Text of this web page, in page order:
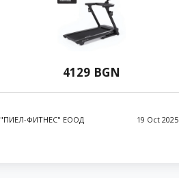
4129 BGN
"ПИЕЛ-ФИТНЕС" ЕООД 19 Oct 2025